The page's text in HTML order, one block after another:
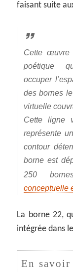
faisant suite
Cette œuvre
poétique
occuper
des bornes
virtuelle
Cette ligne
représente
contour
borne est
250
conceptuelle
La borne 22,
intégrée dans